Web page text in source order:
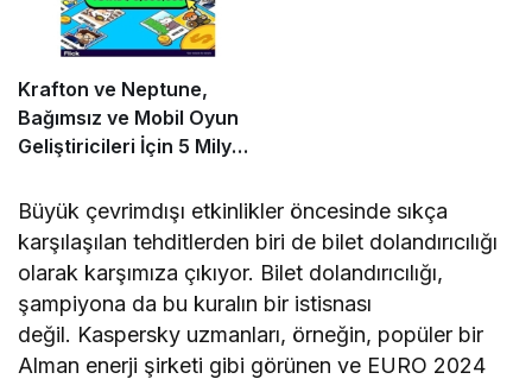
Krafton ve Neptune,
Bağımsız ve Mobil Oyun
Geliştiricileri İçin 5 Milyon
Yarışmasını Başlattı
Büyük çevrimdışı etkinlikler öncesinde sıkça
karşılaşılan tehditlerden biri de bilet dolandırıcılığı
olarak karşımıza çıkıyor. Bilet dolandırıcılığı,
şampiyona da bu kuralın bir istisnası
değil. Kaspersky uzmanları, örneğin, popüler bir
Alman enerji şirketi gibi görünen ve EURO 2024